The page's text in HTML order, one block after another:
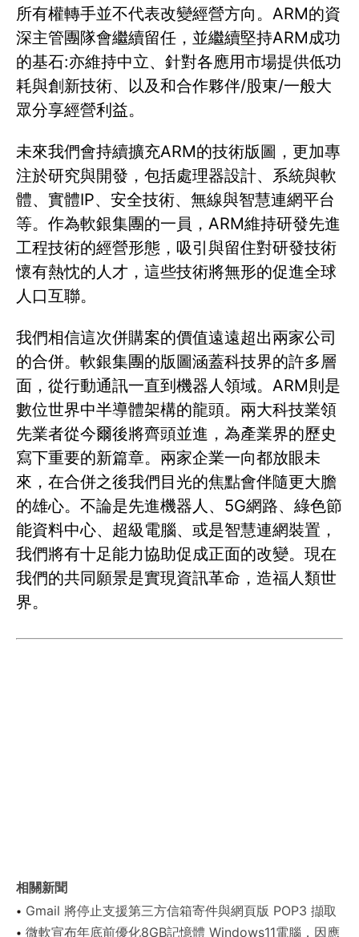
所有權轉手並不代表改變經營方向。ARM的資
深主管團隊會繼續留任，並繼續堅持ARM成功
的基石:亦維持中立、針對各應用市場提供低功
耗與創新技術、以及和合作夥伴/股東/一般大
眾分享經營利益。
未來我們會持續擴充ARM的技術版圖，更加專
注於研究與開發，包括處理器設計、系統與軟
體、實體IP、安全技術、無線與智慧連網平台
等。作為軟銀集團的一員，ARM維持研發先進
工程技術的經營形態，吸引與留住對研發技術
懷有熱忱的人才，這些技術將無形的促進全球
人口互聯。
我們相信這次併購案的價值遠遠超出兩家公司
的合併。軟銀集團的版圖涵蓋科技界的許多層
面，從行動通訊一直到機器人領域。ARM則是
數位世界中半導體架構的龍頭。兩大科技業領
先業者從今爾後將齊頭並進，為產業界的歷史
寫下重要的新篇章。兩家企業一向都放眼未
來，在合併之後我們目光的焦點會伴隨更大膽
的雄心。不論是先進機器人、5G網路、綠色節
能資料中心、超級電腦、或是智慧連網裝置，
我們將有十足能力協助促成正面的改變。現在
我們的共同願景是實現資訊革命，造福人類世
界。
相關新聞
Gmail 將停止支援第三方信箱寄件與網頁版 POP3 擷取
微軟宣布年底前優化8GB記憶體 Windows11電腦，因應